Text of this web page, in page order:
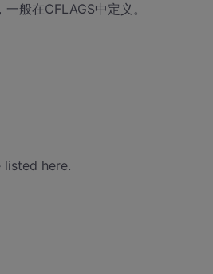
般在CFLAGS中定义。
here.